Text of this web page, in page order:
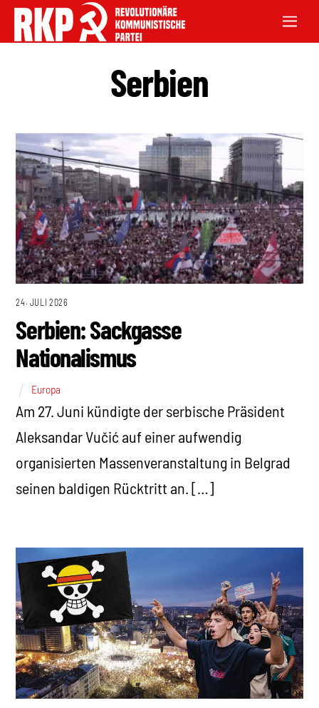
Serbien
24. JULI 2026
Serbien: Sackgasse
Nationalismus
Europa
Am 27. Juni kündigte der serbische Präsident
Aleksandar Vučić auf einer aufwendig
organisierten Massenveranstaltung in Belgrad
seinen baldigen Rücktritt an. […]